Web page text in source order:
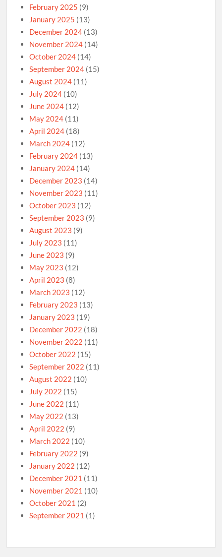
February 2025 (9)
January 2025 (13)
December 2024 (13)
November 2024 (14)
October 2024 (14)
September 2024 (15)
August 2024 (11)
July 2024 (10)
June 2024 (12)
May 2024 (11)
April 2024 (18)
March 2024 (12)
February 2024 (13)
January 2024 (14)
December 2023 (14)
November 2023 (11)
October 2023 (12)
September 2023 (9)
August 2023 (9)
July 2023 (11)
June 2023 (9)
May 2023 (12)
April 2023 (8)
March 2023 (12)
February 2023 (13)
January 2023 (19)
December 2022 (18)
November 2022 (11)
October 2022 (15)
September 2022 (11)
August 2022 (10)
July 2022 (15)
June 2022 (11)
May 2022 (13)
April 2022 (9)
March 2022 (10)
February 2022 (9)
January 2022 (12)
December 2021 (11)
November 2021 (10)
October 2021 (2)
September 2021 (1)